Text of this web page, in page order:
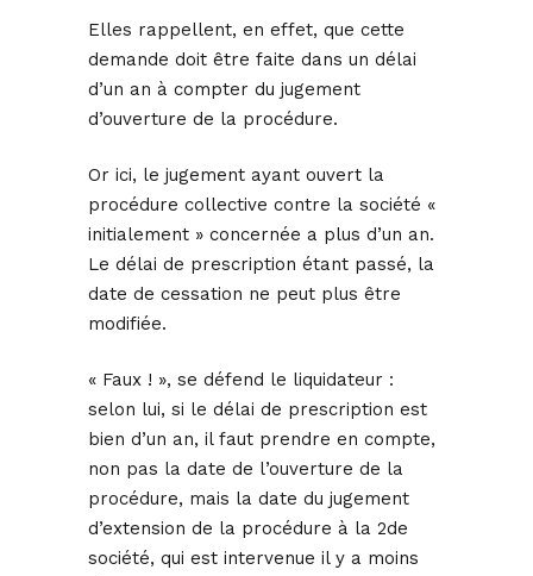
Elles rappellent, en effet, que cette
demande doit être faite dans un délai
d’un an à compter du jugement
d’ouverture de la procédure.
Or ici, le jugement ayant ouvert la
procédure collective contre la société «
initialement » concernée a plus d’un an.
Le délai de prescription étant passé, la
date de cessation ne peut plus être
modifiée.
« Faux ! », se défend le liquidateur :
selon lui, si le délai de prescription est
bien d’un an, il faut prendre en compte,
non pas la date de l’ouverture de la
procédure, mais la date du jugement
d’extension de la procédure à la 2de
société, qui est intervenue il y a moins